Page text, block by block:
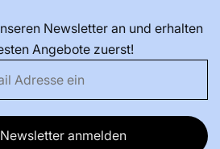
Newsletter an und erhalten
Angebote zuerst!
anmelden